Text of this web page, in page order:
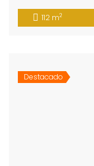
112 m2
Destacado